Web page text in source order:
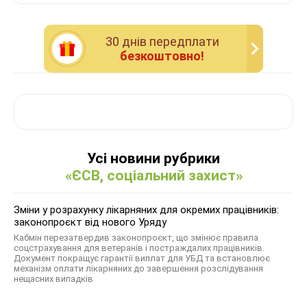
30 днiв передплати
безкоштовно!
Усі новини рубрики
«ЄСВ, соціальний захист»
Зміни у розрахунку лікарняних для окремих працівників:
законопроєкт від нового Уряду
Кабмін перезатвердив законопроєкт, що змінює правила
соцстрахування для ветеранів і постраждалих працівників.
Документ покращує гарантії виплат для УБД та встановлює
механізм оплати лікарняних до завершення розслідування
нещасних випадків